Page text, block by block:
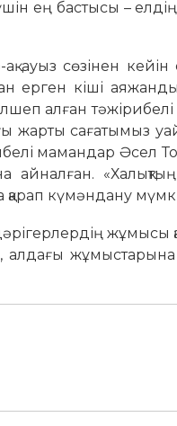
ең бастысы –
ауыз сөзінен кейін
ерген кіші аяжанды
алған тәжірибелі
жарты сағатымыз
мамандар Әсел
айналған.
күмәндану
жұмысы
жұмыстарына